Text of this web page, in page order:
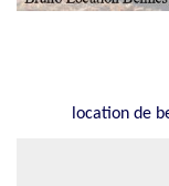
location de